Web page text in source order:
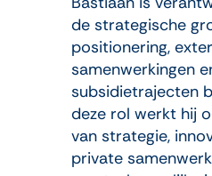
de strategische
positionering,
samenwerkingen
subsidietrajecten
deze rol werkt hij
van strategie,
private